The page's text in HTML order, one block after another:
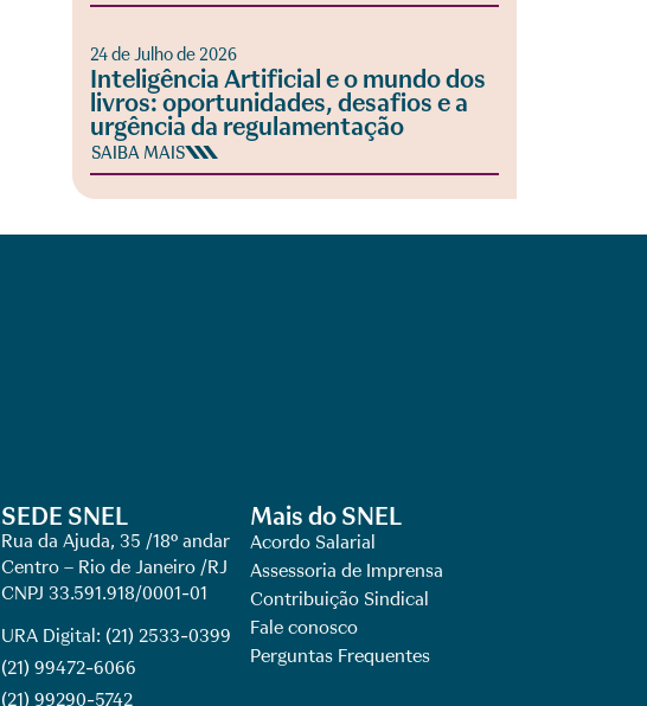
24 de Julho de 2026
Inteligência Artificial e o mundo dos
livros: oportunidades, desafios e a
urgência da regulamentação
SAIBA MAIS
SEDE SNEL
Rua da Ajuda, 35 /18º andar
Centro – Rio de Janeiro /RJ
CNPJ 33.591.918/0001-01
URA Digital: (21) 2533-0399
(21) 99472-6066
(21) 99290-5742​
Mais do SNEL
Acordo Salarial
Assessoria de Imprensa
Contribuição Sindical
Fale conosco
Perguntas Frequentes